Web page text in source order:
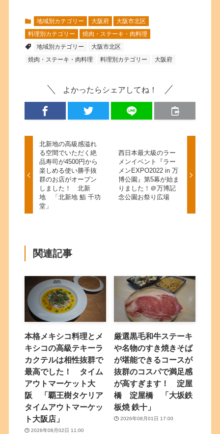
地域別カテゴリー 大阪府
大阪市北区
料理別カテゴリー
焼肉・ステーキ・肉料理
地域別カテゴリー
大阪市北区
焼肉・ステーキ・肉料理
料理別カテゴリー 大阪府
よかったらシェアしてね！
北新地の高級感溢れ
る空間でいただく絶
品寿司が4500円から
楽しめる使い勝手抜
群のお店がオープン
しました！ 北新
地 「北新地 鮨 千功
堂」
西日本最大級のラー
メンイベント『ラー
メンEXPO2022 in 万
博公園』第5幕が始ま
りました！＠万博記
念公園お祭り広場
関連記事
本格メキシコ料理とメ
キシコの高級テキーラ
カクテルは相性抜群で
最高でした！ タイム
アウトマーケット大
阪 「覇王樹タケリア
タイムアウトマーケッ
ト大阪店」
2026年08月02日 11:00
厳選黒毛和牛ステーキ
や名物のすき焼きそば
が堪能できるコースが
抜群のコスパで満足感
が高すぎます！ 淀屋
橋 淀屋橋 「大坂鉄
板焼 鉄十」
2026年08月01日 17:00